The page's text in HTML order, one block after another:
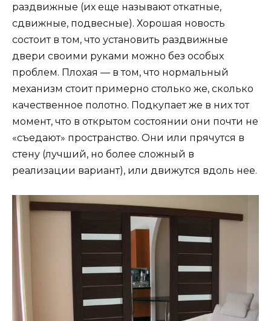
раздвижные (их еще называют откатные,
сдвижные, подвесные). Хорошая новость
состоит в том, что установить раздвижные
двери своими руками можно без особых
проблем. Плохая — в том, что нормальный
механизм стоит примерно столько же, сколько
качественное полотно. Подкупает же в них тот
момент, что в открытом состоянии они почти не
«съедают» пространство. Они или прячутся в
стену (лучший, но более сложный в
реализации вариант), или движутся вдоль нее.